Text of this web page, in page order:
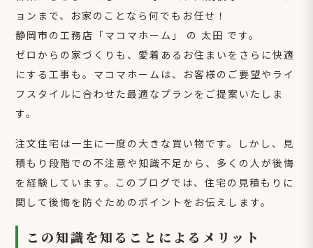
ョンまで、お家のことなら何でもお任せ！
静岡市の工務店「マコマホーム」 の 太田 です。
ゼロからの家づくりも、愛着あるお住まいをさらに快適
にする工事も。マコマホームは、お客様のご要望やライ
フスタイルに合わせた最適なプランをご提案いたしま
す。
注文住宅は一生に一度の大きな買い物です。しかし、見
積もり段階での不注意や知識不足から、多くの人が後悔
を経験しています。このブログでは、住宅の見積もりに
関して後悔を防ぐためのポイントをお伝えします。
この知識を知ることによるメリット